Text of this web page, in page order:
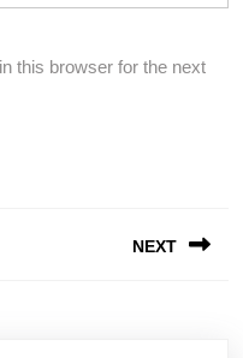
this browser for the next
NEXT